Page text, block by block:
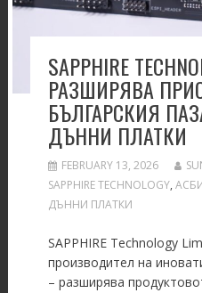
SAPPHIRE
РАЗШИРЯВА
БЪЛГАРСКИЯ
ДЪННИ ПЛАТКИ
FEBRUARY 13, 2026
SAPPHIRE TECHNOLOGY,
ДЪННИ ПЛАТКИ
SAPPHIRE Technology
производител на
– разширява